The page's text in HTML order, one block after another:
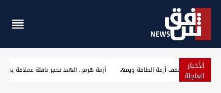
الأخبار
العاجلة مسؤول سوري: التعاون النفطي مع العراق يخفف أزمة الطاقة